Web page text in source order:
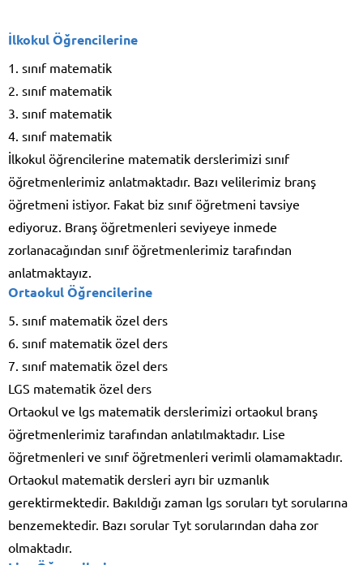
İlkokul Öğrencilerine
1. sınıf matematik
2. sınıf matematik
3. sınıf matematik
4. sınıf matematik
İlkokul öğrencilerine matematik derslerimizi sınıf
öğretmenlerimiz anlatmaktadır. Bazı velilerimiz branş
öğretmeni istiyor. Fakat biz sınıf öğretmeni tavsiye
ediyoruz. Branş öğretmenleri seviyeye inmede
zorlanacağından sınıf öğretmenlerimiz tarafından
anlatmaktayız.
Ortaokul Öğrencilerine
5. sınıf matematik özel ders
6. sınıf matematik özel ders
7. sınıf matematik özel ders
LGS matematik özel ders
Ortaokul ve lgs matematik derslerimizi ortaokul branş
öğretmenlerimiz tarafından anlatılmaktadır. Lise
öğretmenleri ve sınıf öğretmenleri verimli olamamaktadır.
Ortaokul matematik dersleri ayrı bir uzmanlık
gerektirmektedir. Bakıldığı zaman lgs soruları tyt sorularına
benzemektedir. Bazı sorular Tyt sorularından daha zor
olmaktadır.